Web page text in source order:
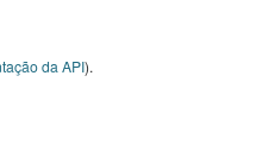
da API).